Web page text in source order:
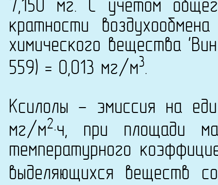
7,150 мг. С учетом
кратности
химического вещества
559) = 0,013 мг/м3.
Ксилолы - эмиссия на
мг/м2·ч, при площади
температурного
выделяющихся веществ